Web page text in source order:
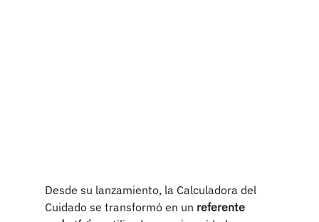
Desde su lanzamiento, la Calculadora del
Cuidado se transformó en un referente